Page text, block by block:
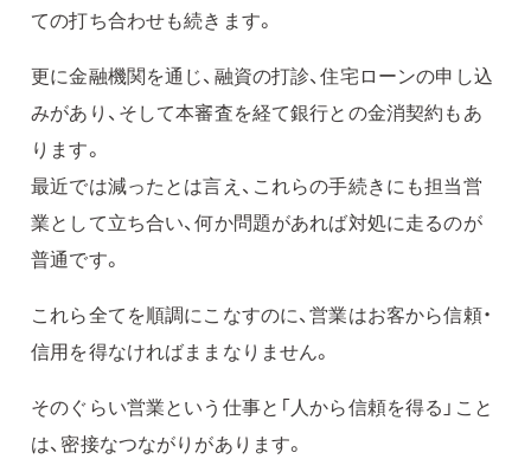
ての打ち合わせも続きます。
更に金融機関を通じ、融資の打診、住宅ローンの申し込
みがあり、そして本審査を経て銀行との金消契約もあ
ります。
最近では減ったとは言え、これらの手続きにも担当営
業として立ち合い、何か問題があれば対処に走るのが
普通です。
これら全てを順調にこなすのに、営業はお客から信頼・
信用を得なければままなりません。
そのぐらい営業という仕事と「人から信頼を得る」こと
は、密接なつながりがあります。